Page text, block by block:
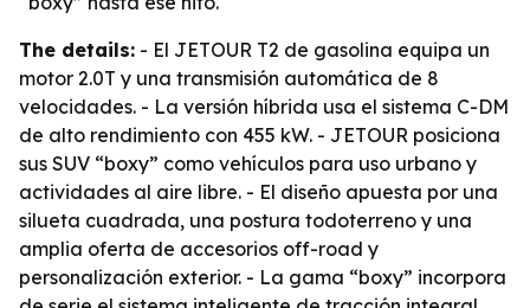
The details: - El JETOUR T2 de gasolina equipa un
motor 2.0T y una transmisión automática de 8
velocidades. - La versión híbrida usa el sistema C-DM
de alto rendimiento con 455 kW. - JETOUR posiciona
sus SUV “boxy” como vehículos para uso urbano y
actividades al aire libre. - El diseño apuesta por una
silueta cuadrada, una postura todoterreno y una
amplia oferta de accesorios off-road y
personalización exterior. - La gama “boxy” incorpora